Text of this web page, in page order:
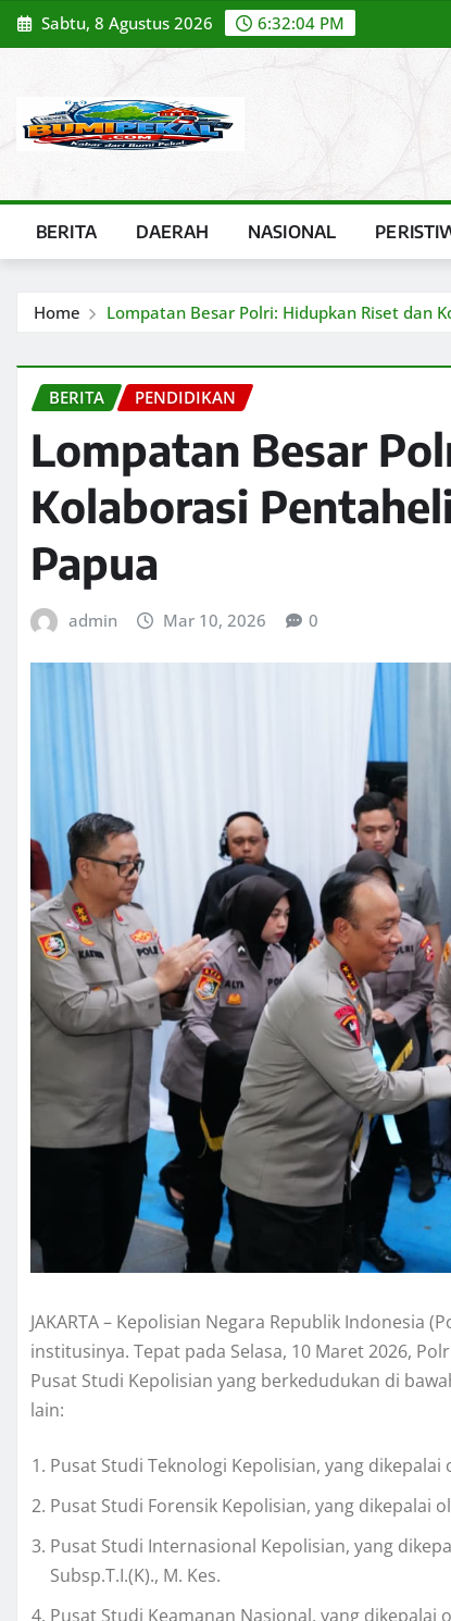
Skip
to
Sabtu, 8 Agustus 2026 6:32:05 PM
BERITA DAERAH NASIONAL
Home Lompatan Besar Polri: Hidupkan Riset dan
BERITA PENDIDIKAN
Lompatan Besar
Kolaborasi
Papua
admin Mar 10, 2026 0
JAKARTA – Kepolisian Negara Republik
institusinya. Tepat pada Selasa, 10 Maret 2026,
Pusat Studi Kepolisian yang berkedudukan di
lain:
Pusat Studi Teknologi Kepolisian, yang dikepalai
Pusat Studi Forensik Kepolisian, yang dikepalai
Pusat Studi Internasional Kepolisian, yang
Subsp.T.I.(K)., M. Kes.
Pusat Studi Keamanan Nasional, yang dikepalai